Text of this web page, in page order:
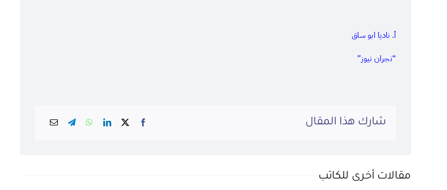
أ. ناديا ابو ساق
“نجران نيوز”
شارك هذا المقال
مقالات أخرى للكاتب